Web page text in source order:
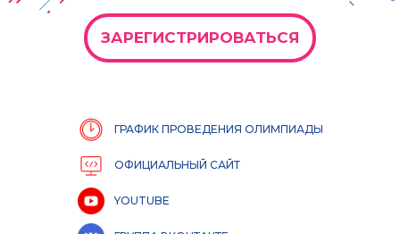
ЗАРЕГИСТРИРОВАТЬСЯ
ГРАФИК ПРОВЕДЕНИЯ ОЛИМПИАДЫ
ОФИЦИАЛЬНЫЙ САЙТ
YOUTUBE